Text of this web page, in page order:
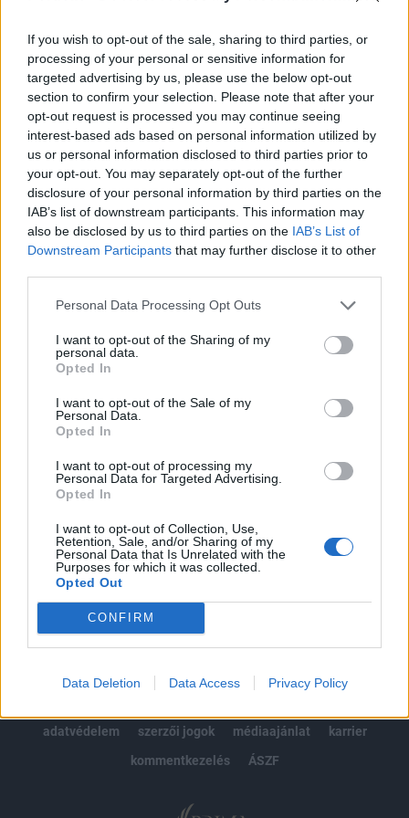
If you wish to opt-out of the sale, sharing to third parties, or
processing of your personal or sensitive information for
targeted advertising by us, please use the below opt-out
section to confirm your selection. Please note that after your
opt-out request is processed you may continue seeing
interest-based ads based on personal information utilized by
us or personal information disclosed to third parties prior to
your opt-out. You may separately opt-out of the further
disclosure of your personal information by third parties on the
IAB’s list of downstream participants. This information may
also be disclosed by us to third parties on the IAB’s List of
Downstream Participants that may further disclose it to other
Personal Data Processing Opt Outs
I want to opt-out of the Sharing of my
personal data.
Opted In
I want to opt-out of the Sale of my
Personal Data.
Opted In
I want to opt-out of processing my
Personal Data for Targeted Advertising.
Opted In
I want to opt-out of Collection, Use,
Retention, Sale, and/or Sharing of my
Personal Data that Is Unrelated with the
Purposes for which it was collected.
Opted Out
CONFIRM
Data Deletion Data Access Privacy Policy
megépítésére - számolt be az energynews.
A 2,4 GW összkapacitású két beruházás a 2024
októberében tartott, a nukleáris energia használatát
támogató népszavazás eredményére épül. A bejelentés
nem véletlen időzítésű: Xi Jinping kínai elnök június 16–17-
én hivatalos látogatást tesz az országban. Az első kazah
atomerőmű építési helyszíne Ulken, a Balhas-tó közelében,
mintegy 400 kilométerre Almatitól....
KEDVES OLVASÓNK!
Az előfizetés a következőket tartalmazza:
Portfolio.hu teljes cikkarchívum
Kötéslisták: BÉT elmúlt 2 év napon belüli
kötéslistái
Előfizetés
MÁR ELŐFIZETŐNK VAGY?BEJELENTKEZÉS
adatvédelem
szerzői jogok médiaajánlat
karrier
kommentkezelés
ÁSZF